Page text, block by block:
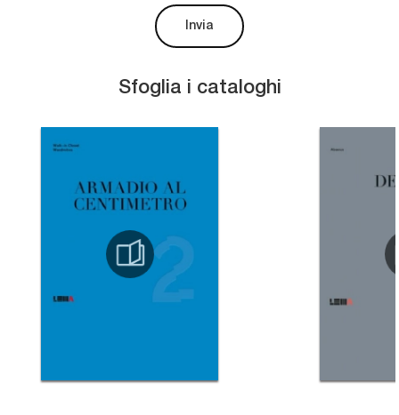
Sfoglia i cataloghi
Invia